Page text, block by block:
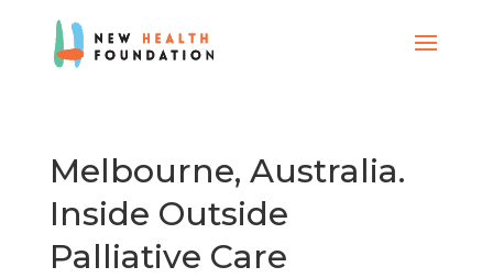
Melbourne, Australia.
Inside Outside
Palliative Care